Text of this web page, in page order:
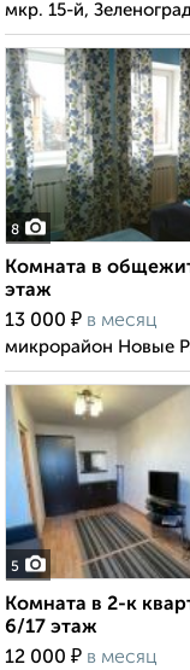
мкр. 15-й,
8
Комната в
этаж
13 000 ₽ в месяц
микрорайон Новые
5
Комната в 2-к
6/17 этаж
12 000 ₽ в месяц